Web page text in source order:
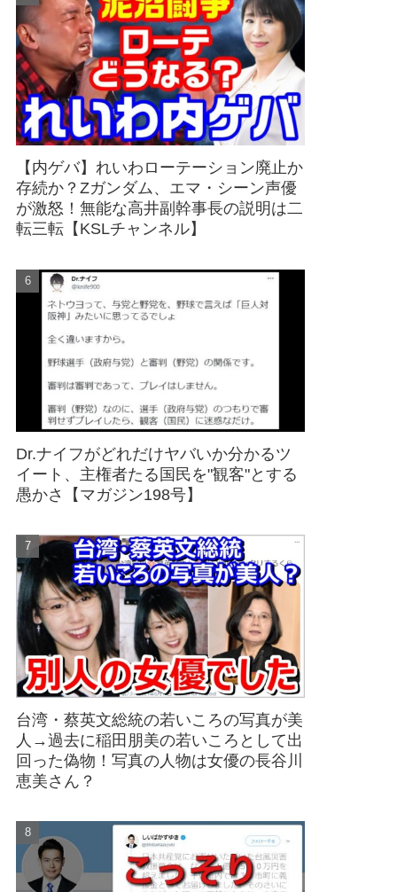
【内ゲバ】れいわローテーション廃止か
存続か？Zガンダム、エマ・シーン声優
が激怒！無能な高井副幹事長の説明は二
転三転【KSLチャンネル】
Dr.ナイフがどれだけヤバいか分かるツ
イート、主権者たる国民を"観客"とする
愚かさ【マガジン198号】
台湾・蔡英文総統の若いころの写真が美
人→過去に稲田朋美の若いころとして出
回った偽物！写真の人物は女優の長谷川
恵美さん？